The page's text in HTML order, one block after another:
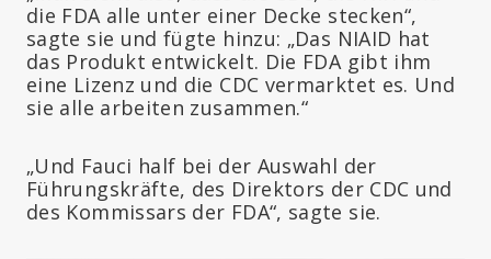
die FDA alle unter einer Decke stecken“,
sagte sie und fügte hinzu: „Das NIAID hat
das Produkt entwickelt. Die FDA gibt ihm
eine Lizenz und die CDC vermarktet es. Und
sie alle arbeiten zusammen.“
„Und Fauci half bei der Auswahl der
Führungskräfte, des Direktors der CDC und
des Kommissars der FDA“, sagte sie.